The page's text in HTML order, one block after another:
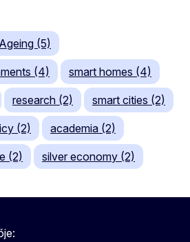
(5)
(4) smart homes (4)
research (2) smart cities (2)
(2) academia (2)
(2) silver economy (2)